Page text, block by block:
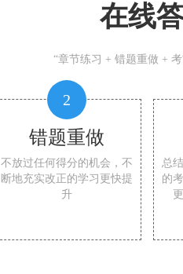
在线
“章节练习 + 错题重做 +
2
错题重做
不放过任何得分的机会，不
断地充实改正的学习更快提
升
总
的